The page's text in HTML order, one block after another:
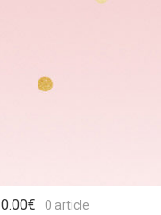
0.00€ 0 article